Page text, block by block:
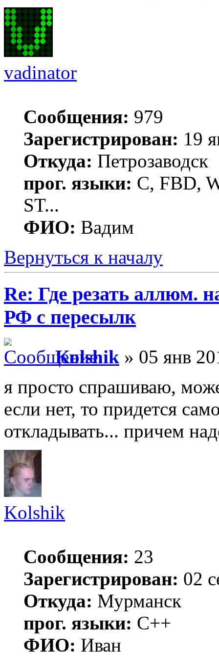
vadinator
Сообщения: 979
Зарегистрирован: 19
Откуда: Петрозаводск
прог. языки: C, FBD,
ST...
ФИО: Вадим
Вернуться к началу
Re: Где резать аллюм.
РФ с пересылк
Kolshik » 05 янв
я просто спрашиваю,
если нет, то придется
откладывать... причем
Kolshik
Сообщения: 23
Зарегистрирован: 02
Откуда: Мурманск
прог. языки: C++
ФИО: Иван